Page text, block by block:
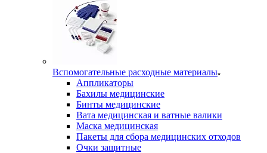
Вспомогательные расходные материалы
Аппликаторы
Бахилы медицинские
Бинты медицинские
Вата медицинская и ватные валики
Маска медицинская
Пакеты для сбора медицинских отходов
Очки защитные